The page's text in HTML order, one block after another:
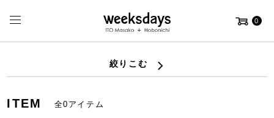
0
絞りこむ
ITEM 全0アイテム